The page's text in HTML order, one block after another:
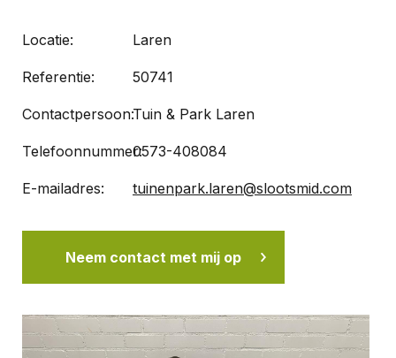
Locatie: Laren
Referentie: 50741
Contactpersoon:Tuin & Park Laren
Telefoonnummer:0573-408084
E-mailadres: tuinenpark.laren@slootsmid.com
Neem contact met mij op